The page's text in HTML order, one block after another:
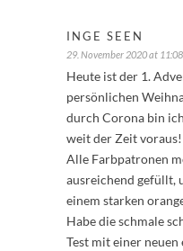
INGE SEEN
29. November 2020 at 11:08
Heute ist der 1.
persönlichen
durch Corona bin
weit der Zeit voraus!
Alle Farbpatronen
ausreichend gefüllt,
einem starken
Habe die schmale
Test mit einer